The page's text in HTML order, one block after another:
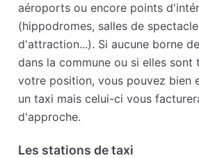
aéroports ou encore points
(hippodromes, salles de
d'attraction...). Si aucune borne
dans la commune ou si elles sont
votre position, vous pouvez bien
un taxi mais celui-ci vous
d'approche.
Les stations de taxi